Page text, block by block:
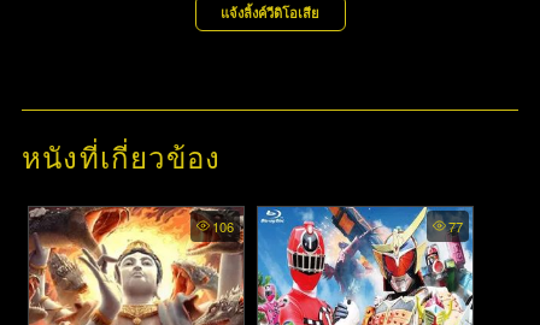
แจ้งลิ้งค์วีดิโอเสีย
หนังที่เกี่ยวข้อง
106 77